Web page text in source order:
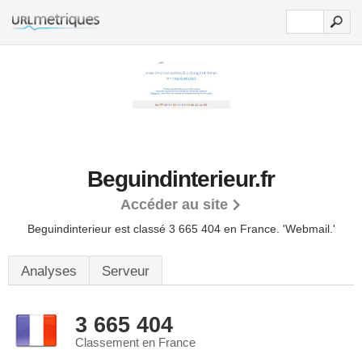
Beguindinterieur.fr
Accéder au site
Beguindinterieur est classé 3 665 404 en France. 'Webmail.'
Analyses Serveur
3 665 404
Classement en France